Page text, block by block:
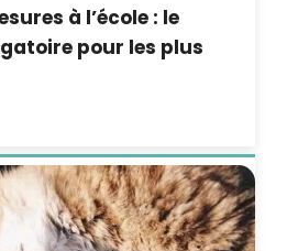
à l’école : le
pour les plus